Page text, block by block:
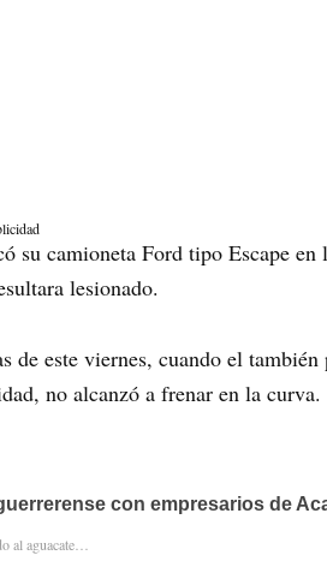
camioneta Ford tipo Escape en
lesionado.
este viernes, cuando el
no alcanzó a frenar en la curva.
con empresarios de
al aguacate…